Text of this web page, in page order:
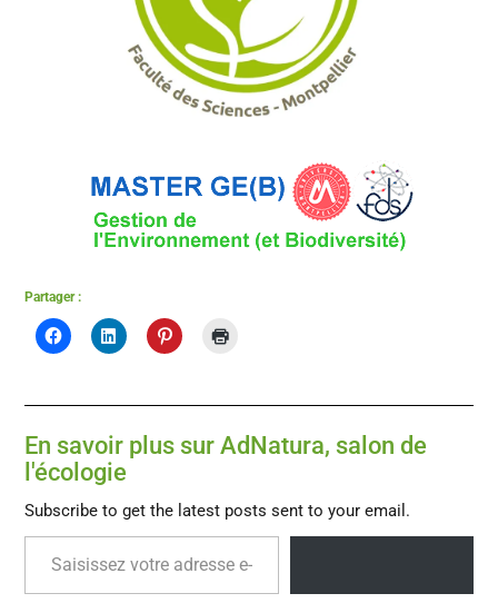
Partager :
En savoir plus sur AdNatura, salon de
l'écologie
Subscribe to get the latest posts sent to your email.